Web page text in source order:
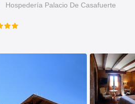
Hospedería Palacio De Casafuerte